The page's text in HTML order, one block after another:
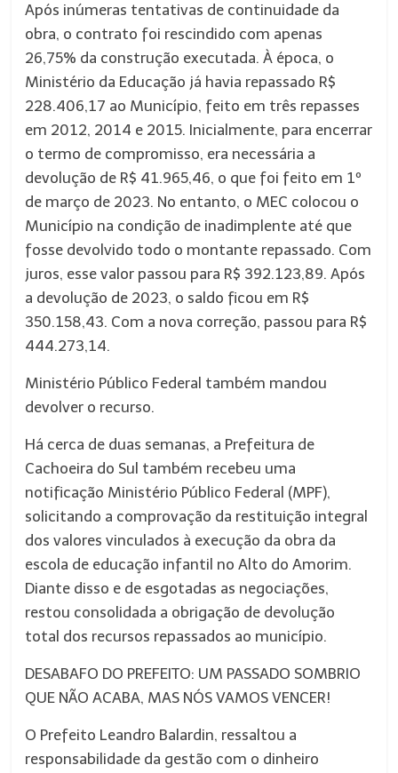
Após inúmeras tentativas de continuidade da
obra, o contrato foi rescindido com apenas
26,75% da construção executada. À época, o
Ministério da Educação já havia repassado R$
228.406,17 ao Município, feito em três repasses
em 2012, 2014 e 2015. Inicialmente, para encerrar
o termo de compromisso, era necessária a
devolução de R$ 41.965,46, o que foi feito em 1º
de março de 2023. No entanto, o MEC colocou o
Município na condição de inadimplente até que
fosse devolvido todo o montante repassado. Com
juros, esse valor passou para R$ 392.123,89. Após
a devolução de 2023, o saldo ficou em R$
350.158,43. Com a nova correção, passou para R$
444.273,14.
Ministério Público Federal também mandou
devolver o recurso.
Há cerca de duas semanas, a Prefeitura de
Cachoeira do Sul também recebeu uma
notificação Ministério Público Federal (MPF),
solicitando a comprovação da restituição integral
dos valores vinculados à execução da obra da
escola de educação infantil no Alto do Amorim.
Diante disso e de esgotadas as negociações,
restou consolidada a obrigação de devolução
total dos recursos repassados ao município.
DESABAFO DO PREFEITO: UM PASSADO SOMBRIO
QUE NÃO ACABA, MAS NÓS VAMOS VENCER!
O Prefeito Leandro Balardin, ressaltou a
responsabilidade da gestão com o dinheiro